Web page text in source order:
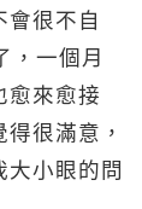
會很不自
，一個月
愈來愈接
很滿意，
小眼的問